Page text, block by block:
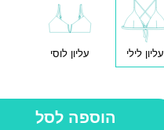
עליון לילי עליון לוסי
הוספה לסל